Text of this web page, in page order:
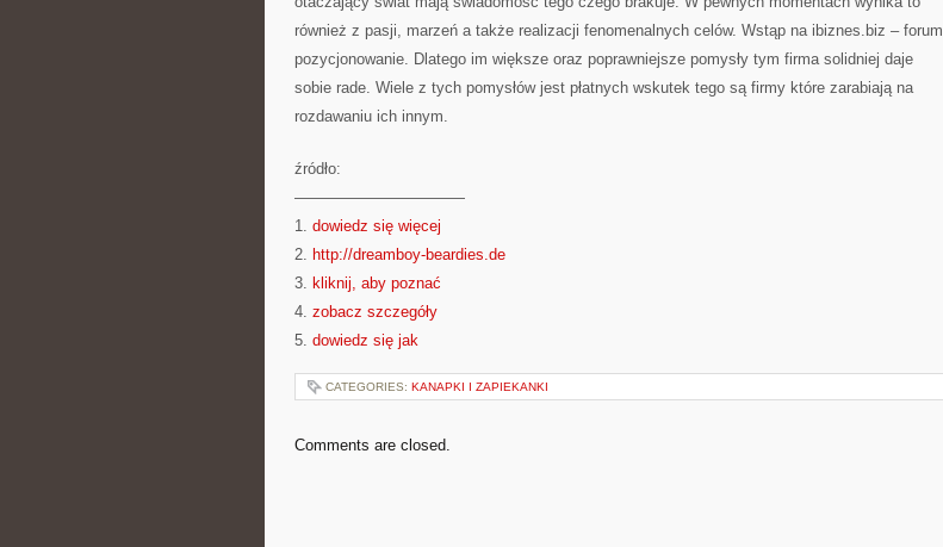
również z pasji, marzeń a także realizacji fenomenalnych celów. Wstąp na ibiznes.biz – forum
pozycjonowanie. Dlatego im większe oraz poprawniejsze pomysły tym firma solidniej daje
sobie rade. Wiele z tych pomysłów jest płatnych wskutek tego są firmy które zarabiają na
rozdawaniu ich innym.
źródło:
———————————
1. dowiedz się więcej
2. http://dreamboy-beardies.de
3. kliknij, aby poznać
4. zobacz szczegóły
5. dowiedz się jak
CATEGORIES: KANAPKI I ZAPIEKANKI
Comments are closed.